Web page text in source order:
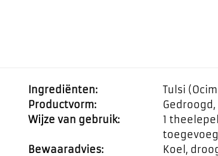
Ingrediënten:
Tulsi
Productvorm:
Wijze van gebruik:
1
Bewaaradvies:
Koel,